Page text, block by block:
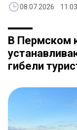
08.07.2026 11:03
В Пермском
гибели